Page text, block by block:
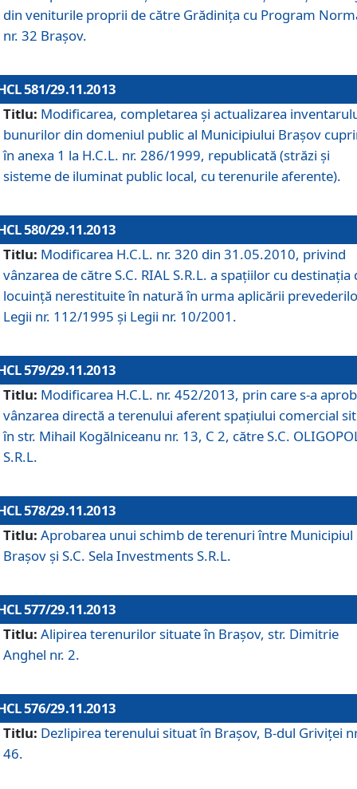
din veniturile proprii de către Grădiniţa cu Program
nr. 32 Braşov.
581/29.11.2013
Titlu: Modificarea, completarea şi actualizarea
bunurilor din domeniul public al Municipiului Braşov
în anexa 1 la H.C.L. nr. 286/1999, republicată (străzi şi
sisteme de iluminat public local, cu terenurile aferente).
580/29.11.2013
Titlu: Modificarea H.C.L. nr. 320 din 31.05.2010, privind
vânzarea de către S.C. RIAL S.R.L. a spaţiilor cu destinaţia
locuinţă nerestituite în natură în urma aplicării
Legii nr. 112/1995 şi Legii nr. 10/2001.
579/29.11.2013
Titlu: Modificarea H.C.L. nr. 452/2013, prin care s-a
vânzarea directă a terenului aferent spaţiului comercial
în str. Mihail Kogălniceanu nr. 13, C 2, către S.C.
S.R.L.
578/29.11.2013
Titlu: Aprobarea unui schimb de terenuri între Municipiul
Braşov şi S.C. Sela Investments S.R.L.
577/29.11.2013
Titlu: Alipirea terenurilor situate în Braşov, str. Dimitrie
Anghel nr. 2.
576/29.11.2013
Titlu: Dezlipirea terenului situat în Braşov, B-dul Griviţei
46.